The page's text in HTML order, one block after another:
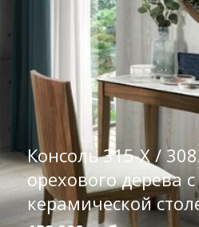
Консоль 315-X /
орехового дерева с
керамической